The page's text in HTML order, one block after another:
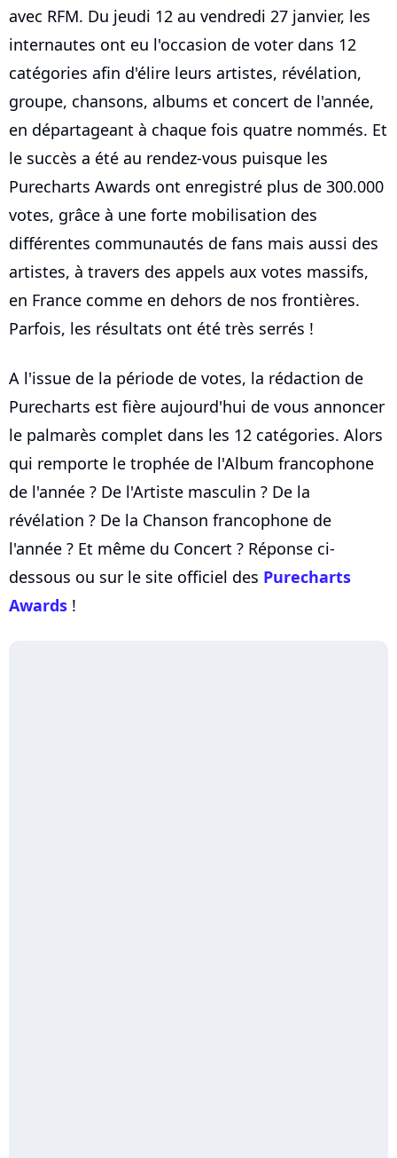
avec RFM. Du jeudi 12 au vendredi 27 janvier, les
internautes ont eu l'occasion de voter dans 12
catégories afin d'élire leurs artistes, révélation,
groupe, chansons, albums et concert de l'année,
en départageant à chaque fois quatre nommés. Et
le succès a été au rendez-vous puisque les
Purecharts Awards ont enregistré plus de 300.000
votes, grâce à une forte mobilisation des
différentes communautés de fans mais aussi des
artistes, à travers des appels aux votes massifs,
en France comme en dehors de nos frontières.
Parfois, les résultats ont été très serrés !
A l'issue de la période de votes, la rédaction de
Purecharts est fière aujourd'hui de vous annoncer
le palmarès complet dans les 12 catégories. Alors
qui remporte le trophée de l'Album francophone
de l'année ? De l'Artiste masculin ? De la
révélation ? De la Chanson francophone de
l'année ? Et même du Concert ? Réponse ci-
dessous ou sur le site officiel des Purecharts
Awards !